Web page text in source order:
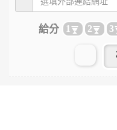
給分 1 2 3